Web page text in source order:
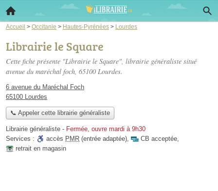
Accueil > Occitanie > Hautes-Pyrénées > Lourdes
Librairie le Square
Cette fiche présente "Librairie le Square", librairie généraliste situé
avenue du maréchal foch, 65100 Lourdes.
6 avenue du Maréchal Foch
65100 Lourdes
📞 Appeler cette librairie généraliste
Librairie généraliste - Fermée, ouvre mardi à 9h30
Services :
accès PMR (entrée adaptée), CB acceptée,
retrait en magasin